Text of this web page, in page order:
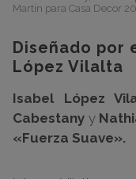
Martin para Casa Decor
Diseñado por
López Vilalta
Isabel López
Cabestany y
«Fuerza Suave».